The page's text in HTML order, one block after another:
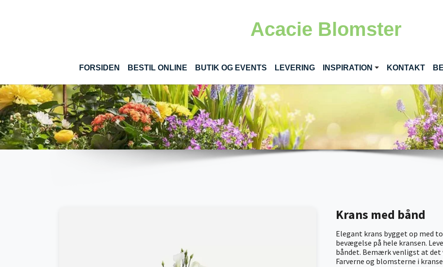
Acacie Blomster
FORSIDEN BESTIL ONLINE(CURRENT)
BUTIK OG EVENTS LEVERING INSPIRATION KONTAKT
Krans med bånd
Elegant krans bygget op med
bevægelse på hele kransen.
båndet. Bemærk venligst at det
Farverne og blomsterne i